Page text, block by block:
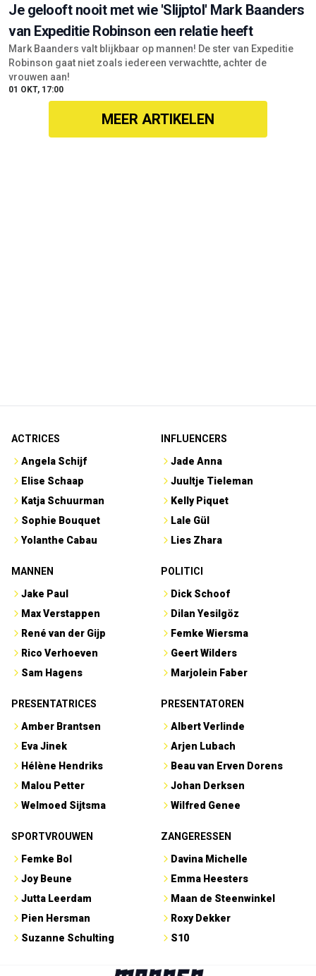
Je gelooft nooit met wie 'Slijptol' Mark Baanders
van Expeditie Robinson een relatie heeft
Mark Baanders valt blijkbaar op mannen! De ster van Expeditie
Robinson gaat niet zoals iedereen verwachtte, achter de
vrouwen aan!
01 OKT, 17:00
MEER ARTIKELEN
ACTRICES
Angela Schijf
Elise Schaap
Katja Schuurman
Sophie Bouquet
Yolanthe Cabau
INFLUENCERS
Jade Anna
Juultje Tieleman
Kelly Piquet
Lale Gül
Lies Zhara
MANNEN
Jake Paul
Max Verstappen
René van der Gijp
Rico Verhoeven
Sam Hagens
POLITICI
Dick Schoof
Dilan Yesilgöz
Femke Wiersma
Geert Wilders
Marjolein Faber
PRESENTATRICES
Amber Brantsen
Eva Jinek
Hélène Hendriks
Malou Petter
Welmoed Sijtsma
PRESENTATOREN
Albert Verlinde
Arjen Lubach
Beau van Erven Dorens
Johan Derksen
Wilfred Genee
SPORTVROUWEN
Femke Bol
Joy Beune
Jutta Leerdam
Pien Hersman
Suzanne Schulting
ZANGERESSEN
Davina Michelle
Emma Heesters
Maan de Steenwinkel
Roxy Dekker
S10